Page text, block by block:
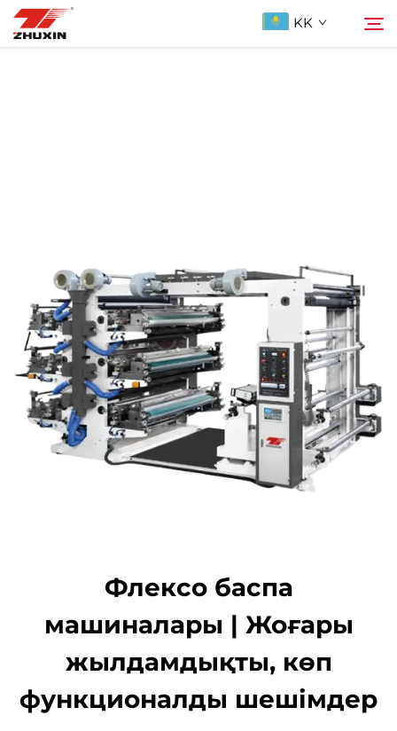
KK
Жаңалықтар
Бізге ХабарLAS
ҚОСЫЛҒАН СУАЛДАР
Флексо баспа
машиналары | Жоғары
жылдамдықты, көп
функционалды шешімдер